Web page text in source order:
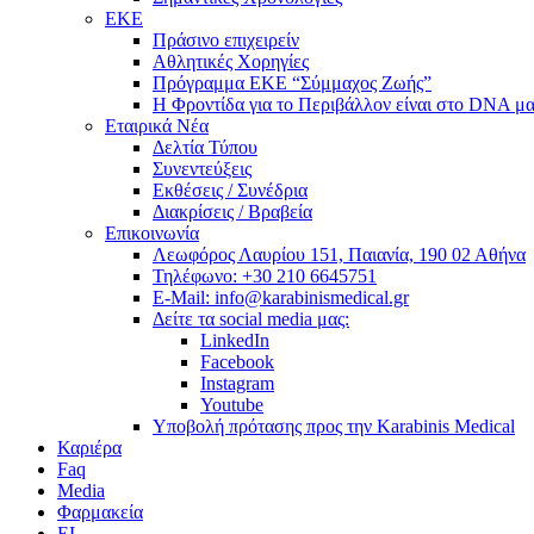
ΕΚΕ
Πράσινο επιχειρείν
Αθλητικές Χορηγίες
Πρόγραμμα ΕΚΕ “Σύμμαχος Ζωής”
Η Φροντίδα για το Περιβάλλον είναι στο DNA
Εταιρικά Νέα
Δελτία Τύπου
Συνεντεύξεις
Εκθέσεις / Συνέδρια
Διακρίσεις / Βραβεία
Επικοινωνία
Λεωφόρος Λαυρίου 151, Παιανία, 190 02 Αθήνα
Τηλέφωνο: +30 210 6645751
E-Mail: info@karabinismedical.gr
Δείτε τα social media μας:
LinkedIn
Facebook
Instagram
Youtube
Υποβολή πρότασης προς την Karabinis Medical
Καριέρα
Faq
Media
Φαρμακεία